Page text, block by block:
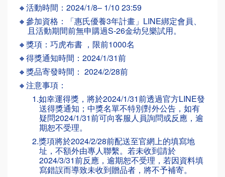
🔸活動時間：2024/1/8– 1/10 23:59
🔸參加資格：「惠氏優養3年計畫」LINE綁定會員、
且活動期間前無申購過S-26金幼兒樂試用。
🔸獎項：巧虎布書 ，限前1000名
🔸得獎通知時間：2024/1/31前
🔸獎品寄發時間： 2024/2/28前
🔸注意事項：
1.如幸運得獎，將於2024/1/31前透過官方LINE發
送得獎通知；中獎名單不特別對外公告，如有
疑問2024/1/31前可向客服人員詢問或反應，逾
期恕不受理。
2.獎項將於2024/2/28前配送至官網上的填寫地
址，不額外由專人聯繫。若未收到請於
2024/3/31前反應，逾期恕不受理，若因資料填
寫錯誤而導致未收到贈品者，將不予補寄。